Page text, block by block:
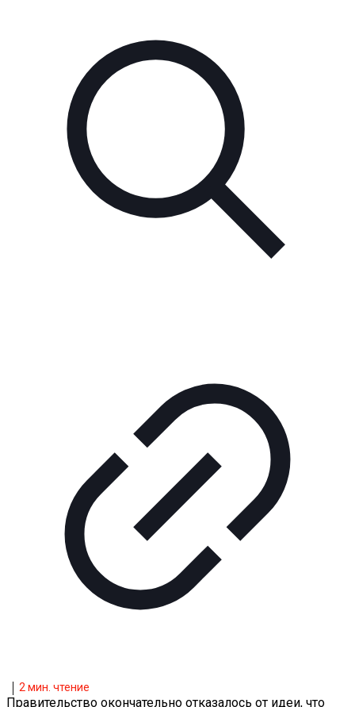
2мин. чтение
Правительство окончательно отказалось от идеи, что